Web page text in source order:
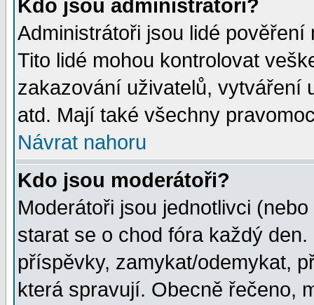
Kdo jsou administrátoři?
Administrátoři jsou lidé
Tito lidé mohou kontrolovat
zakazování uživatelů, vytváření
atd. Mají také všechny
Návrat nahoru
Kdo jsou moderátoři?
Moderátoři jsou jednotlivci
starat se o chod fóra každý
příspěvky, zamykat/odemykat,
která spravují. Obecně řečeno,